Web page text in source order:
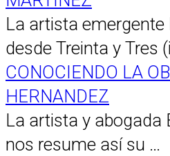
La artista
desde Treinta y Tres
CONOCIENDO LA
HERNANDEZ
La artista y abogada
nos resume así su …